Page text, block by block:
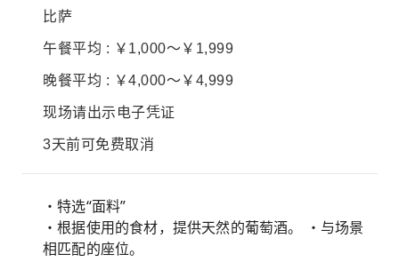
比萨
午餐平均 : ￥1,000～￥1,999
晚餐平均 : ￥4,000～￥4,999
现场请出示电子凭证
3天前可免费取消
・特选“面料”
・根据使用的食材，提供天然的葡萄酒。 ・与场景
相匹配的座位。